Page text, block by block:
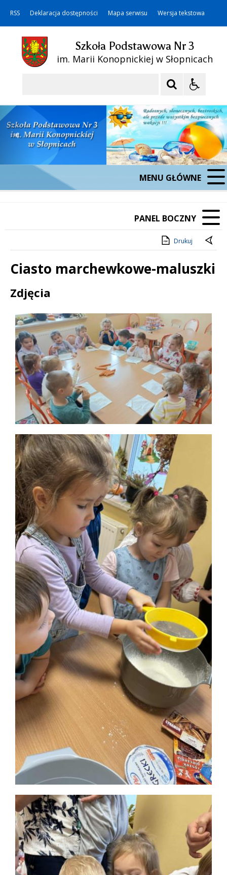
RSS Deklaracja dostępności Mapa serwisu Wersja tekstowa
Szkoła Podstawowa Nr 3
im. Marii Konopnickiej w Słopnicach
MENU GŁÓWNE
PANEL BOCZNY
Drukuj
Ciasto marchewkowe-maluszki
Treść
Zdjęcia